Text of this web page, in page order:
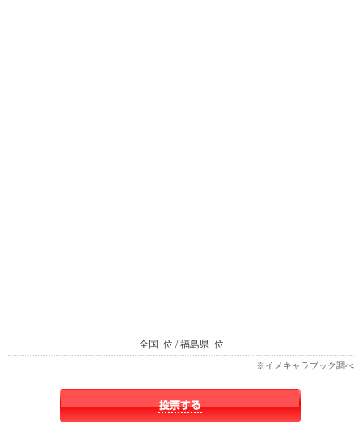
全国 位 / 福島県 位
※イメキャラブック調べ